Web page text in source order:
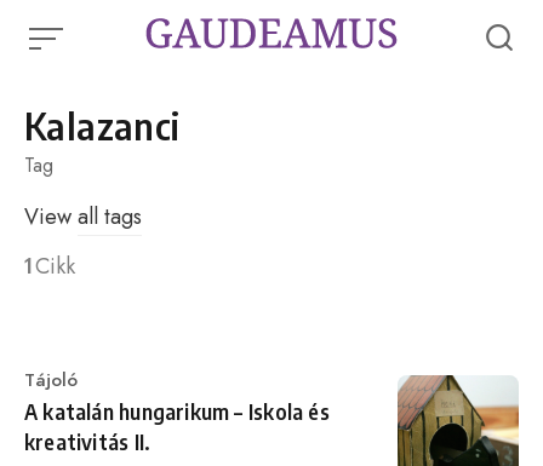
Kalazanci
Tag
Viewall tags
1Cikk
Category
Tájoló
A katalán hungarikum – Iskola és
kreativitás II.